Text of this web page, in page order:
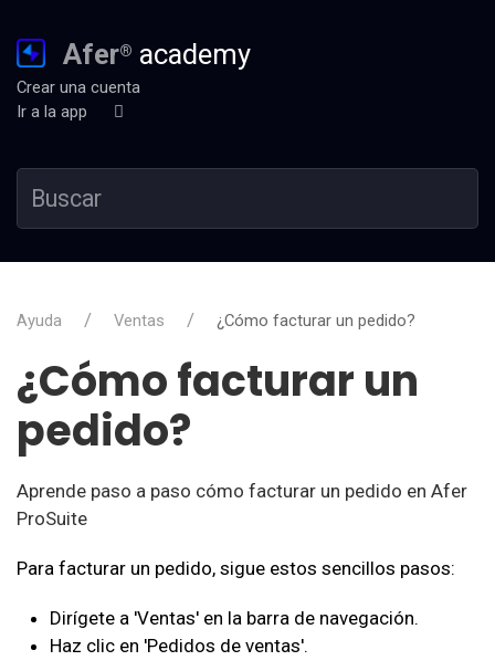
Afer® academy
Crear una cuenta
Ir a la app
Ayuda Ventas ¿Cómo facturar un pedido?
¿Cómo facturar un
pedido?
Aprende paso a paso cómo facturar un pedido en Afer
ProSuite
Para facturar un pedido, sigue estos sencillos pasos:
Dirígete a 'Ventas' en la barra de navegación.
Haz clic en 'Pedidos de ventas'.